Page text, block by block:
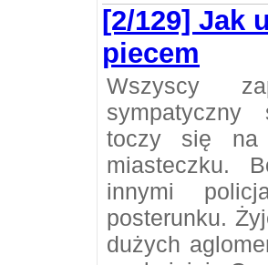
[2/129] Jak
piecem
Wszyscy
toczy się na
miasteczku.
innymi
posterunku.
dużych